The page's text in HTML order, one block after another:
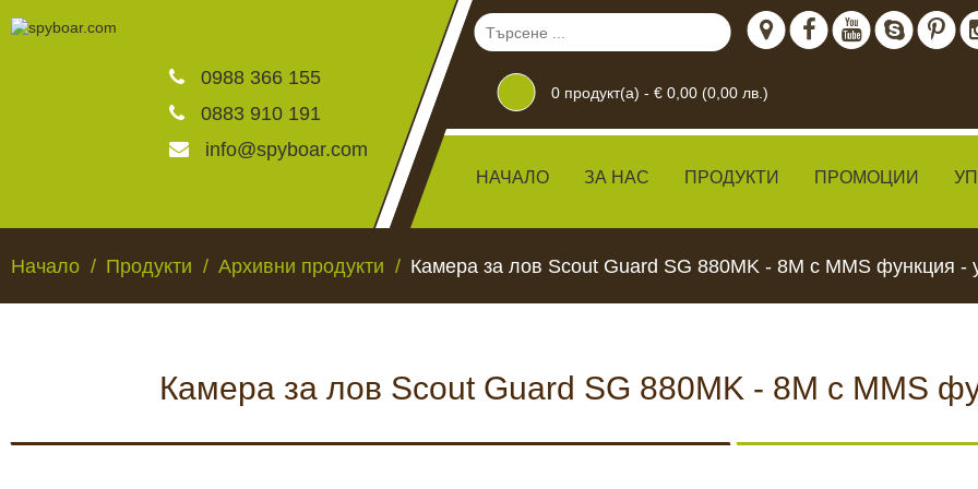
0988 366 155
0883 910 191
info@spyboar.com
0продукт(а) - € 0,00 (0,00 лв.)
НАЧАЛО ЗА НАС ПРОДУКТИ ПРОМОЦИИ
ЛОВНИ КАМЕРИ ФОТОКАПАНИ НА ЖИВО
КАМЕРИ ЗА
Ловни камери
Камери за видеонаблюдение
Начало Продукти Архивни продукти Камера за лов Scout Guard SG 880MK - 8M с MMS функция -
Камера за лов Scout Guard SG 880MK - 8M с MMS